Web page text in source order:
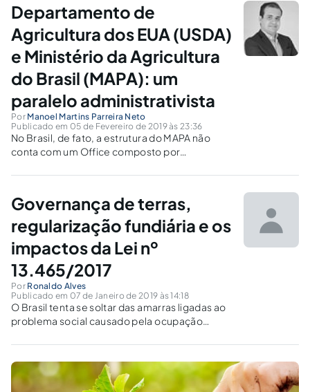
Departamento de
Agricultura dos EUA (USDA)
e Ministério da Agricultura
do Brasil (MAPA): um
paralelo administrativista
Por Manoel Martins Parreira Neto
Publicado em 05 de Fevereiro de 2019 às 23:36
No Brasil, de fato, a estrutura do MAPA não
conta com um Office composto por
integração de agências reguladoras diversas
Governança de terras,
regularização fundiária e os
impactos da Lei nº
13.465/2017
Por Ronaldo Alves
Publicado em 07 de Janeiro de 2019 às 14:18
O Brasil tenta se soltar das amarras ligadas ao
problema social causado pela ocupação
urbanas. A legislação federal de 2009 (Minha
Casa, Minha Vida) trouxe evolução e a lei
13.465/2017 ajustes técnicos.